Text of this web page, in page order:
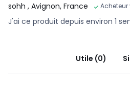
sohh , Avignon, France Acheteur
J'ai ce produit depuis environ 1
Utile (0)